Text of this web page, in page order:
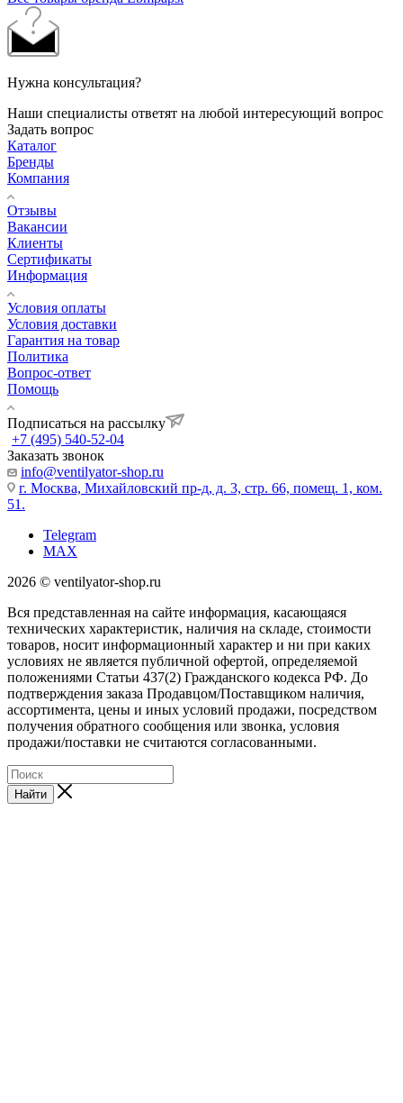
Нужна консультация?
Наши специалисты ответят на любой интересующий вопрос
Задать вопрос
Каталог
Бренды
Компания
Отзывы
Вакансии
Клиенты
Сертификаты
Информация
Условия оплаты
Условия доставки
Гарантия на товар
Политика
Вопрос-ответ
Помощь
Подписаться на рассылку
+7 (495) 540-52-04
Заказать звонок
info@ventilyator-shop.ru
г. Москва, Михайловский пр-д, д. 3, cтр. 66, помещ. 1, ком.
51.
Telegram
MAX
2026 © ventilyator-shop.ru
Вся представленная на сайте информация, касающаяся
технических характеристик, наличия на складе, стоимости
товаров, носит информационный характер и ни при каких
условиях не является публичной офертой, определяемой
положениями Статьи 437(2) Гражданского кодекса РФ. До
подтверждения заказа Продавцом/Поставщиком наличия,
ассортимента, цены и иных условий продажи, посредством
получения обратного сообщения или звонка, условия
продажи/поставки не считаются согласованными.
Найти